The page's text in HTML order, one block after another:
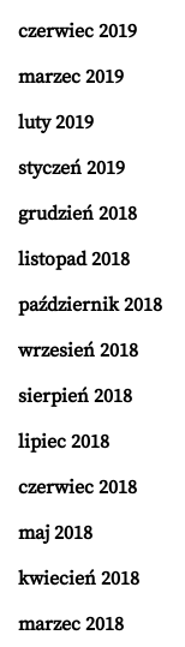
czerwiec 2019
marzec 2019
luty 2019
styczeń 2019
grudzień 2018
listopad 2018
październik 2018
wrzesień 2018
sierpień 2018
lipiec 2018
czerwiec 2018
maj 2018
kwiecień 2018
marzec 2018